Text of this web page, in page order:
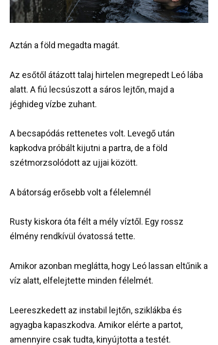
Aztán a föld megadta magát.
Az esőtől átázott talaj hirtelen megrepedt Leó lába
alatt. A fiú lecsúszott a sáros lejtőn, majd a
jéghideg vízbe zuhant.
A becsapódás rettenetes volt. Levegő után
kapkodva próbált kijutni a partra, de a föld
szétmorzsolódott az ujjai között.
A bátorság erősebb volt a félelemnél
Rusty kiskora óta félt a mély víztől. Egy rossz
élmény rendkívül óvatossá tette.
Amikor azonban meglátta, hogy Leó lassan eltűnik a
víz alatt, elfelejtette minden félelmét.
Leereszkedett az instabil lejtőn, sziklákba és
agyagba kapaszkodva. Amikor elérte a partot,
amennyire csak tudta, kinyújtotta a testét.